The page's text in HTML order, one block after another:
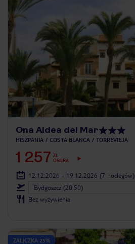
Ona Aldea del Mar
HISZPANIA COSTA BLANCA TORREVIEJA
1 257 ZŁ
OSOBA
12.12.2026 - 19.12.2026 (7 noclegów)
Bydgoszcz (20:50)
Bez wyżywienia
ZALICZKA 25%